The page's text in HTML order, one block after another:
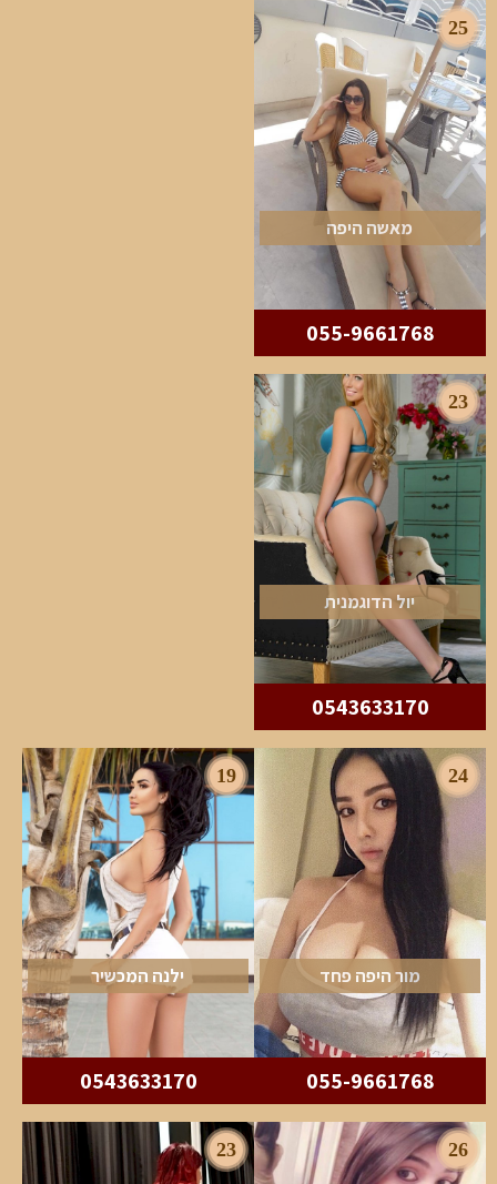
25
מאשה היפה
055-9661768
23
יול הדוגמנית
0543633170
24
מור היפה פחד
055-9661768
19
ילנה המכשיר
0543633170
26
23